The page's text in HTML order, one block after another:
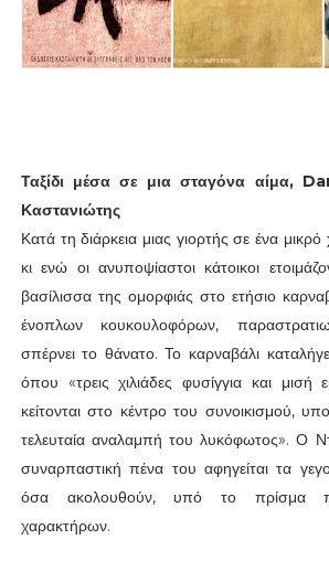
Ταξίδι μέσα σε μια σταγόνα αίμα,
Καστανιώτης
Κατά τη διάρκεια μιας γιορτής σε ένα
κι ενώ οι ανυποψίαστοι κάτοικοι
βασίλισσα της ομορφιάς στο ετήσιο
ένοπλων κουκουλοφόρων,
σπέρνει το θάνατο. Το καρναβάλι
όπου «τρεις χιλιάδες φυσίγγια και μισή
κείτονται στο κέντρο του συνοικισμού,
τελευταία αναλαμπή του λυκόφωτος». Ο
συναρπαστική πένα του αφηγείται τα
όσα ακολουθούν, υπό το πρίσμα
χαρακτήρων.